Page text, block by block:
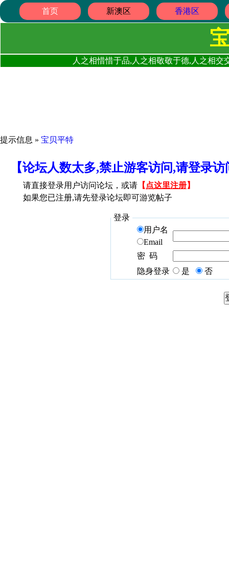
首页 新澳区 香港区
人之相惜惜于品,人之相敬敬于德,人之相
提示信息 » 宝贝平特
【论坛人数太多,禁止游客访问,请登录
请直接登录用户访问论坛，或请 【 点这里注册】
如果您已注册,请先登录论坛即可游览帖子
登录
用户名
Email
密 码
隐身登录
是 否